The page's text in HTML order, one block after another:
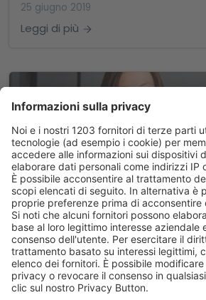
25 giugno 2019
Leggi di più